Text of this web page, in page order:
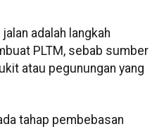
adalah langkah
PLTM, sebab sumber
atau pegunungan yang
tahap pembebasan